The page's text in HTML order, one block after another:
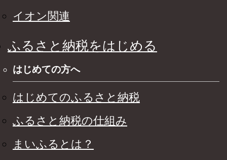
イオン関連
ふるさと納税をはじめる
はじめての方へ
はじめてのふるさと納税
ふるさと納税の仕組み
まいふるとは？